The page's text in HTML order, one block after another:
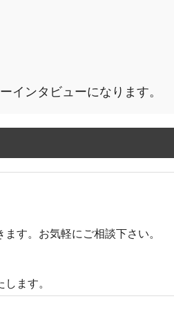
インタビューになります。
す。お気軽にご相談下さい。
ます。